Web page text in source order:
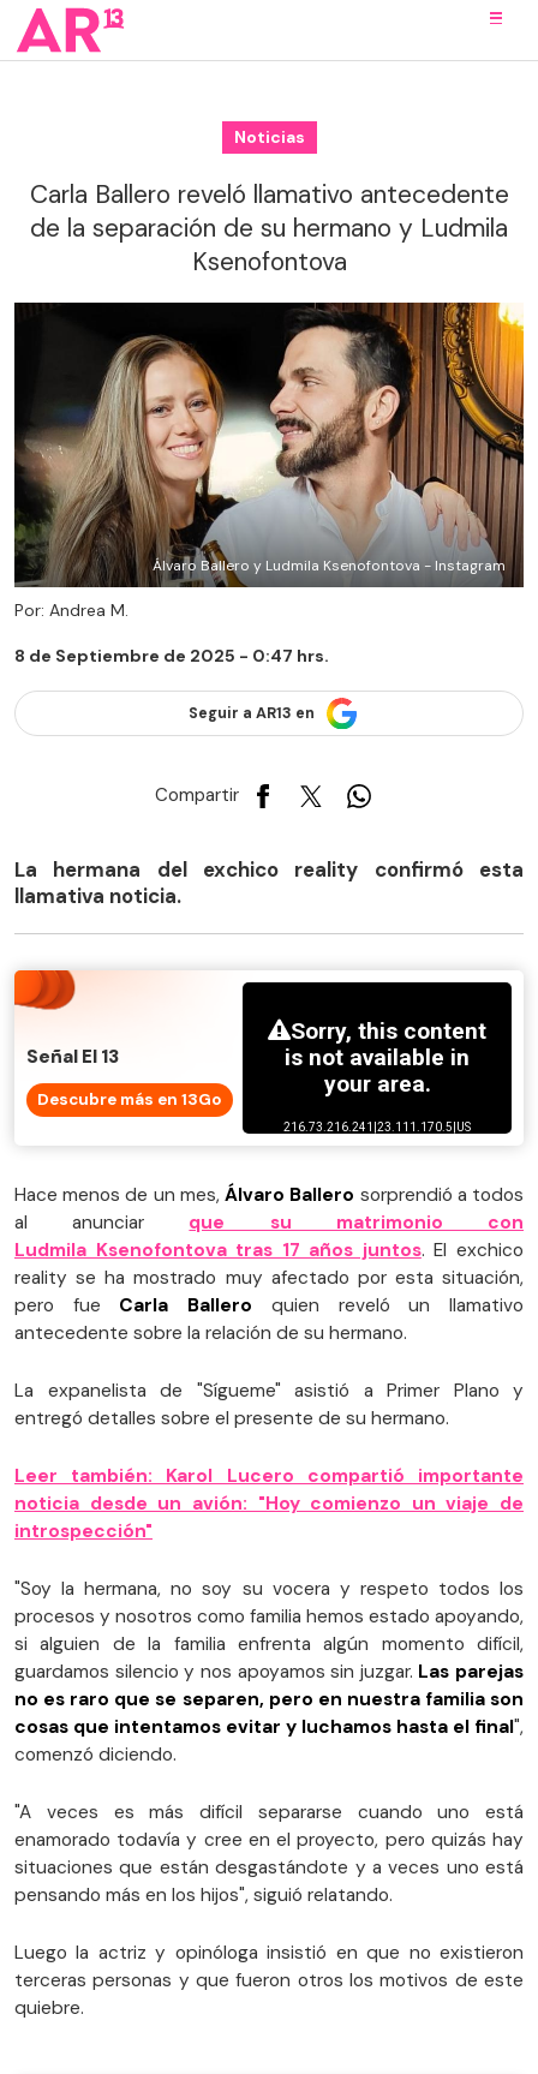
Noticias
Carla Ballero reveló llamativo antecedente
de la separación de su hermano y Ludmila
Ksenofontova
Álvaro Ballero y Ludmila Ksenofontova - Instagram
Por: Andrea M.
8 de Septiembre de 2025 - 0:47 hrs.
Seguir a AR13 en
Compartir
La hermana del exchico reality confirmó esta
llamativa noticia.
Señal El 13
Descubre más en 13Go
Hace menos de un mes,Álvaro Ballero sorprendió a todos
al anunciar que su matrimonio con
Ludmila Ksenofontova tras 17 años juntos. El exchico
reality se ha mostrado muy afectado por esta situación,
pero fue Carla Ballero quien reveló un llamativo
antecedente sobre la relación de su hermano.
La expanelista de "Sígueme" asistió a Primer Plano y
entregó detalles sobre el presente de su hermano.
Leer también: Karol Lucero compartió importante
noticia desde un avión: "Hoy comienzo un viaje de
introspección"
"Soy la hermana, no soy su vocera y respeto todos los
procesos y nosotros como familia hemos estado apoyando,
si alguien de la familia enfrenta algún momento difícil,
guardamos silencio y nos apoyamos sin juzgar. Las parejas
no es raro que se separen, pero en nuestra familia son
cosas que intentamos evitar y luchamos hasta el final",
comenzó diciendo.
"A veces es más difícil separarse cuando uno está
enamorado todavía y cree en el proyecto, pero quizás hay
situaciones que están desgastándote y a veces uno está
pensando más en los hijos", siguió relatando.
Luego la actriz y opinóloga insistió en que no existieron
terceras personas y que fueron otros los motivos de este
quiebre.